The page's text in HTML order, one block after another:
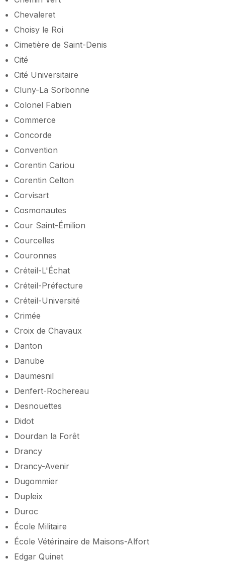
Chevaleret
Choisy le Roi
Cimetière de Saint-Denis
Cité
Cité Universitaire
Cluny-La Sorbonne
Colonel Fabien
Commerce
Concorde
Convention
Corentin Cariou
Corentin Celton
Corvisart
Cosmonautes
Cour Saint-Émilion
Courcelles
Couronnes
Créteil-L'Échat
Créteil-Préfecture
Créteil-Université
Crimée
Croix de Chavaux
Danton
Danube
Daumesnil
Denfert-Rochereau
Desnouettes
Didot
Dourdan la Forêt
Drancy
Drancy-Avenir
Dugommier
Dupleix
Duroc
École Militaire
École Vétérinaire de Maisons-Alfort
Edgar Quinet